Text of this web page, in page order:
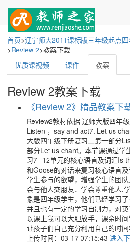
首页>辽宁师大2011课标版三年级起点
>Review 2>教案下载
优质课视频
课件 教案
Review 2教案下载
《Review 2》精品教案下
Review2教材依据:辽师大版四年
Listen ，say and act7. Let us
大版四年级下册复习二第一部分
部分Let us chant。本节课通过学
习7--12单元的核心语言及词汇Is
和Goose的对话来复习核心语言
学生参与的欲望，增强学生的团
会与他人交朋友、学会尊重他人.
象是四年级学生，他们已经学习
并且也有一定的学习自制力，对
以课上我可以大胆放手，课余时间
让孩子们自己充分利用自己的时
上传时间：03-17 07:15:43 进入